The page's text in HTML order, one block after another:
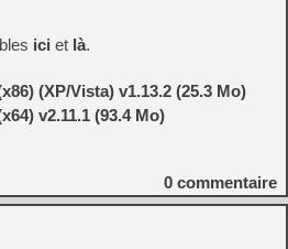
ici et là.
(XP/Vista) v1.13.2 (25.3 Mo)
v2.11.1 (93.4 Mo)
0 commentaire